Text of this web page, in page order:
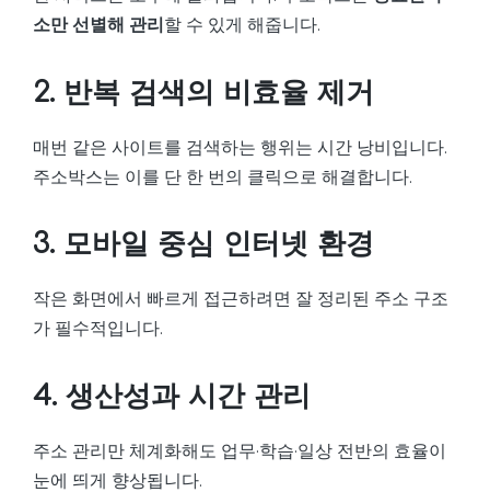
소만 선별해 관리할 수 있게 해줍니다.
2. 반복 검색의 비효율 제거
매번 같은 사이트를 검색하는 행위는 시간 낭비입니다.
주소박스는 이를 단 한 번의 클릭으로 해결합니다.
3. 모바일 중심 인터넷 환경
작은 화면에서 빠르게 접근하려면 잘 정리된 주소 구조
가 필수적입니다.
4. 생산성과 시간 관리
주소 관리만 체계화해도 업무·학습·일상 전반의 효율이
눈에 띄게 향상됩니다.